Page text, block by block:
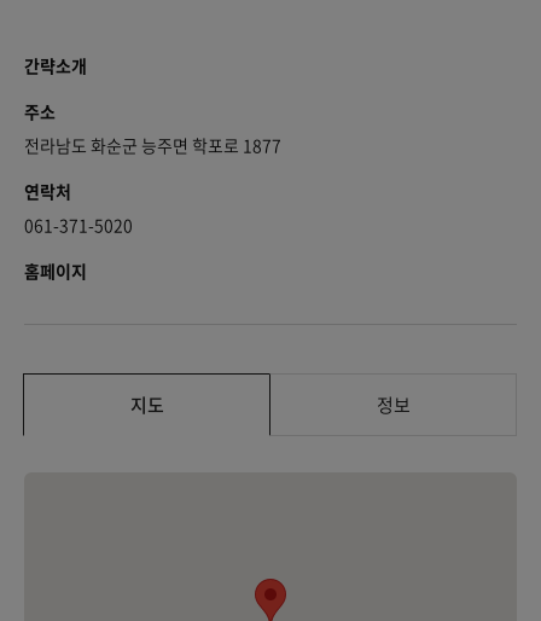
간략소개
주소
전라남도 화순군 능주면 학포로 1877
연락처
061-371-5020
홈페이지
지도 정보